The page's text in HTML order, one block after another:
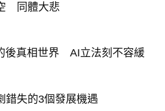
同體大悲
後真相世界 AI立法刻不容緩
錯失的3個發展機遇